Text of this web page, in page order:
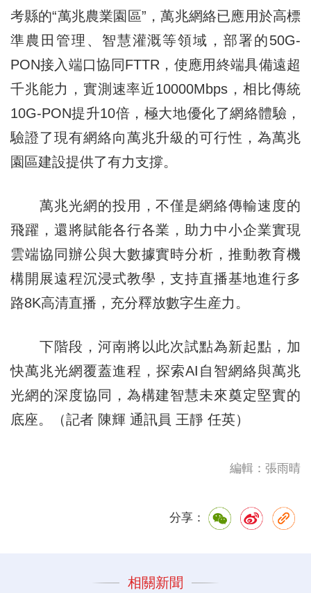
考縣的“萬兆農業園區”，萬兆網絡已應用於高標
準農田管理、智慧灌溉等領域，部署的50G-
PON接入端口協同FTTR，使應用終端具備遠超
千兆能力，實測速率近10000Mbps，相比傳統
10G-PON提升10倍，極大地優化了網絡體驗，
驗證了現有網絡向萬兆升級的可行性，為萬兆
園區建設提供了有力支撐。
萬兆光網的投用，不僅是網絡傳輸速度的
飛躍，還將賦能各行各業，助力中小企業實現
雲端協同辦公與大數據實時分析，推動教育機
構開展遠程沉浸式教學，支持直播基地進行多
路8K高清直播，充分釋放數字生産力。
下階段，河南將以此次試點為新起點，加
快萬兆光網覆蓋進程，探索AI自智網絡與萬兆
光網的深度協同，為構建智慧未來奠定堅實的
底座。（記者 陳輝 通訊員 王靜 任英）
編輯：張雨晴
分享：
相關新聞